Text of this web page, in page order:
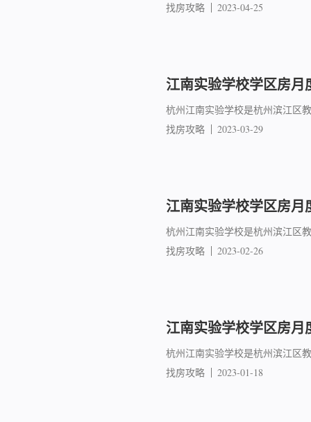
找房攻略
2023-04-25
江南实验学校学区房月
杭州江南实验学校是杭州滨江区
找房攻略
2023-03-29
江南实验学校学区房月
杭州江南实验学校是杭州滨江区
找房攻略
2023-02-26
江南实验学校学区房月
杭州江南实验学校是杭州滨江区
找房攻略
2023-01-18